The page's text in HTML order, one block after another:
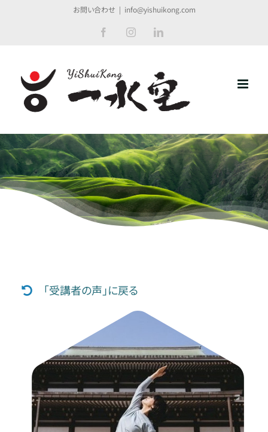
お問い合わせ | info@yishuikong.com
FacebookInstagramLinkedIn
「受講者の声」に戻る